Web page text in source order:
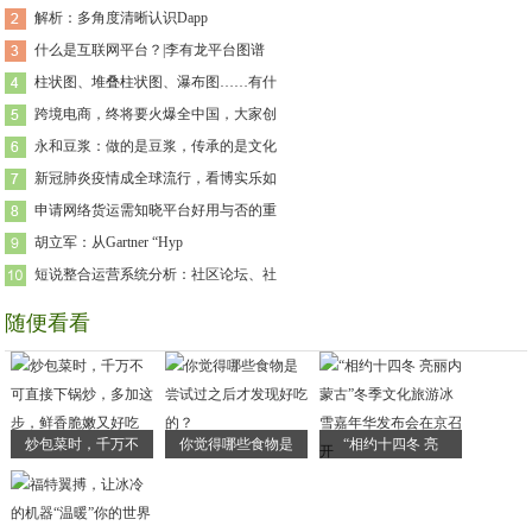
解析：多角度清晰认识Dapp
什么是互联网平台？|李有龙平台图谱
柱状图、堆叠柱状图、瀑布图……有什
跨境电商，终将要火爆全中国，大家创
永和豆浆：做的是豆浆，传承的是文化
新冠肺炎疫情成全球流行，看博实乐如
申请网络货运需知晓平台好用与否的重
胡立军：从Gartner “Hyp
短说整合运营系统分析：社区论坛、社
随便看看
炒包菜时，千万不 你觉得哪些食物是 “相约十四冬 亮